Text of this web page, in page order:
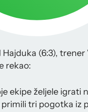
(6:3), trener
rekao:
ekipe željele igrati
tri pogotka iz